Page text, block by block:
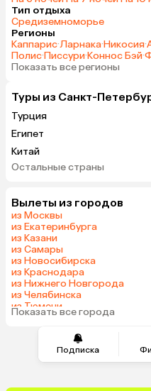
Подписка
Тип отдыха
Средиземноморье
Регионы
Каппарис·Ларнака·Никосия·
Полис·Писсури·Коннос Бэй·
Показать все регионы
Туры из Санкт-
Турция
Египет
Китай
Вьетнам
Грузия
Армения
Казахстан
Узбекистан
Сербия
Кипр
Иордания
Саудовская Аравия
Венгрия
Остальные страны
Вылеты из городов
из Москвы
из Екатеринбурга
из Казани
из Самары
из Новосибирска
из Краснодара
из Нижнего Новгорода
из Челябинска
из Тюмени
из Минеральных Вод
Показать все города